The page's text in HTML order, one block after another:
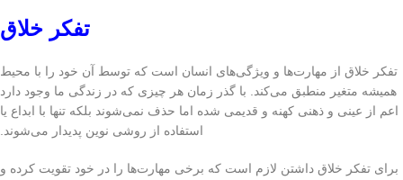
تفکر خلاق
تفکر خلاق از مهارت‌ها و ویژگی‌های انسان است که توسط آن خود را با محیط
همیشه متغیر منطبق می‌کند. با گذر زمان هر چیزی که در زندگی ما وجود دارد
اعم از عینی و ذهنی کهنه و قدیمی شده اما حذف نمی‌شوند بلکه تنها با ابداع یا
استفاده از روشی نوین پدیدار می‌شوند.
برای تفکر خلاق داشتن لازم است که برخی مهارت‌ها را در خود تقویت کرده و